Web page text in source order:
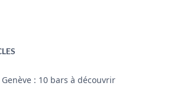
: 10 bars à découvrir